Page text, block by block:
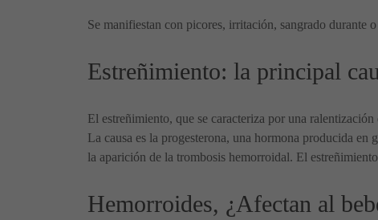
Se manifiestan con picores, irritación, sangrado durante
Estreñimiento: la principal
El estreñimiento, que se caracteriza por una
La causa es la progesterona, una hormona producida
la aparición de la trombosis hemorroidal. El
Hemorroides, ¿Afectan al